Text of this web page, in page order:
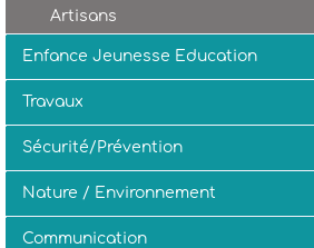
Artisans
Enfance Jeunesse Education
Travaux
Sécurité/Prévention
Nature / Environnement
Communication